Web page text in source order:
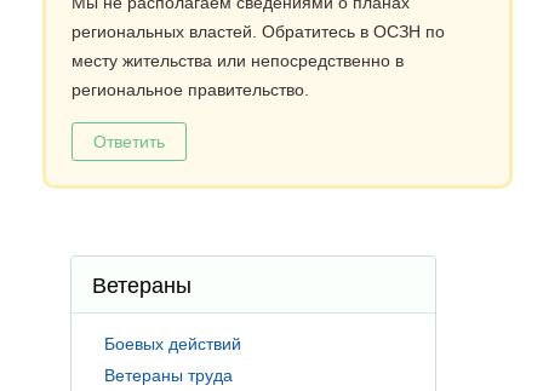
региональных властей. Обратитесь в ОСЗН по
месту жительства или непосредственно в
региональное правительство.
Ответить
Ветераны
Боевых действий
Ветераны труда